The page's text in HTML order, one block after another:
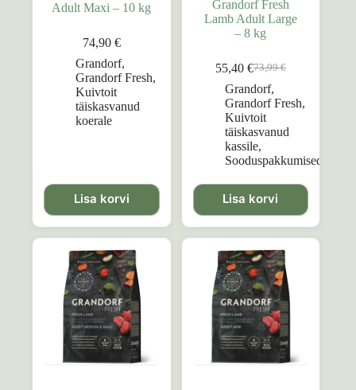
Adult Maxi – 10 kg
74,90 €
Grandorf,
Grandorf Fresh,
Kuivtoit
täiskasvanud
koerale
Lisa korvi
Grandorf Fresh
Lamb Adult Large
– 8 kg
73,99€
Algne
hind
oli:
73,99 €.
55,40 €Praegune
hind
on:
55,40 €.
Grandorf,
Grandorf Fresh,
Kuivtoit
täiskasvanud
kassile,
Sooduspakkumised
Lisa korvi